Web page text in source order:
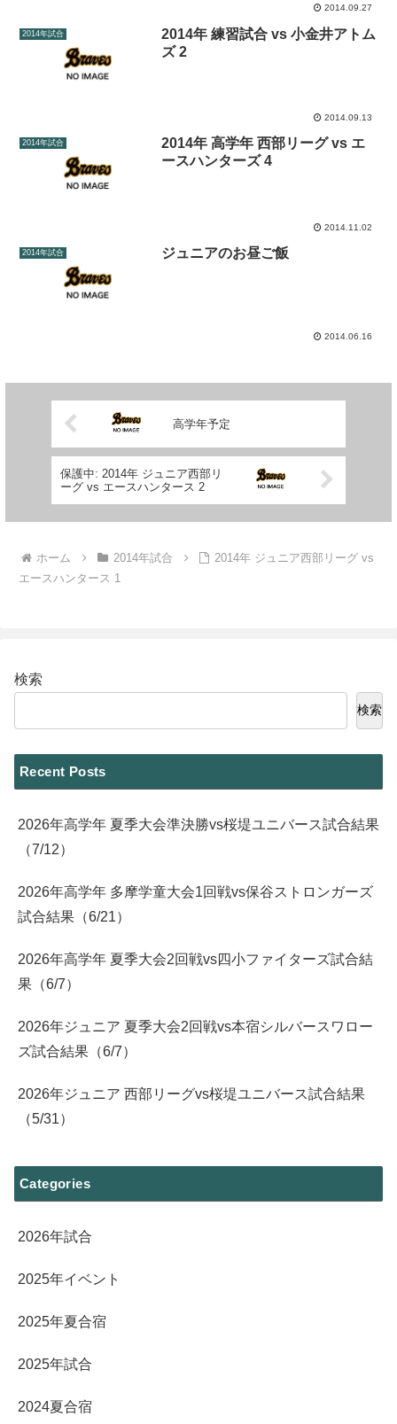
2014.09.27
2014年試合
2014年 練習試合 vs 小金井アトム
ズ 2
2014.09.13
2014年試合
2014年 高学年 西部リーグ vs エ
ースハンターズ 4
2014.11.02
2014年試合 ジュニアのお昼ご飯
2014.06.16
高学年予定
保護中: 2014年 ジュニア西部リ
ーグ vs エースハンタース 2
ホーム 2014年試合
2014年 ジュニア西部リーグ vs
エースハンタース 1
検索
検索
Recent Posts
2026年高学年 夏季大会準決勝vs桜堤ユニバース試合結果
（7/12）
2026年高学年 多摩学童大会1回戦vs保谷ストロンガーズ
試合結果（6/21）
2026年高学年 夏季大会2回戦vs四小ファイターズ試合結
果（6/7）
2026年ジュニア 夏季大会2回戦vs本宿シルバースワロー
ズ試合結果（6/7）
2026年ジュニア 西部リーグvs桜堤ユニバース試合結果
（5/31）
Categories
2026年試合
2025年イベント
2025年夏合宿
2025年試合
2024夏合宿